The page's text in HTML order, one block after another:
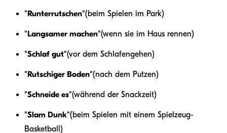
"Runterrutschen"(beim Spielen im Park)
"Langsamer machen"(wenn sie im Haus rennen)
"Schlaf gut"(vor dem Schlafengehen)
"Rutschiger Boden"(nach dem Putzen)
"Schneide es"(während der Snackzeit)
"Slam Dunk"(beim Spielen mit einem Spielzeug-
Basketball)